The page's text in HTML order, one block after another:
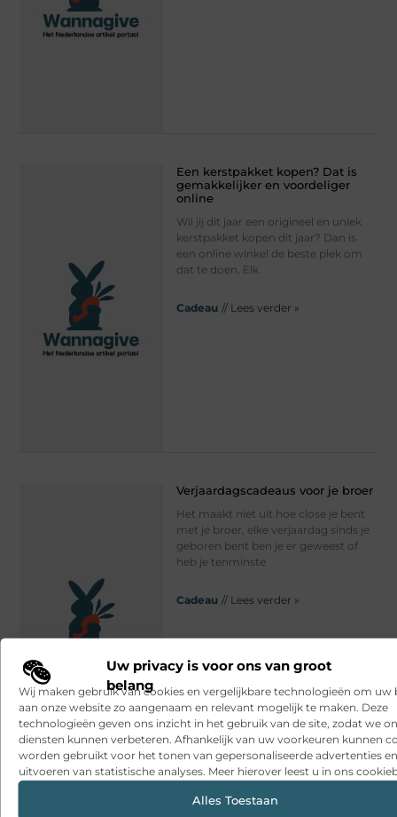
Uw privacy is voor ons van groot
belang
Wij maken gebruik van cookies en vergelijkbare technologieën om uw
aan onze website zo aangenaam en relevant mogelijk te maken. Deze
technologieën geven ons inzicht in het gebruik van de site, zodat we
diensten kunnen verbeteren. Afhankelijk van uw voorkeuren kunnen
worden gebruikt voor het tonen van gepersonaliseerde advertenties
uitvoeren van statistische analyses. Meer hierover leest u in ons
Alles Toestaan
Een kerstpakket kopen? Dat is
gemakkelijker en voordeliger
online
Wil jij dit jaar een origineel en uniek
kerstpakket kopen dit jaar? Dan is
een online winkel de beste plek om
dat te doen. Elk
Cadeau // Lees verder »
Verjaardagscadeaus voor je broer
Het maakt niet uit hoe close je bent
met je broer, elke verjaardag sinds je
geboren bent ben je er geweest of
heb je tenminste
Cadeau // Lees verder »
Een persoonlijk cadeau op maat